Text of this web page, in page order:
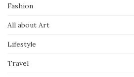
Fashion
All about Art
Lifestyle
Travel